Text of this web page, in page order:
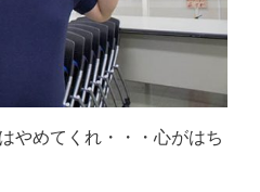
やめてくれ・・・心がはち